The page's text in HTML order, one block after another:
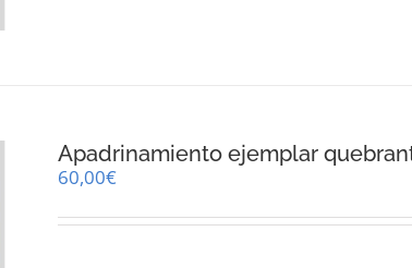
Apadrinamiento ejemplar
60,00€